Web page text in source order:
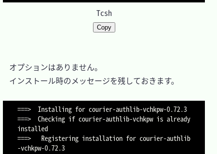
Tcsh
Copy
オプションはありません。
インストール時のメッセージを残しておきます。
===>  Installing for courier-authlib-vchkpw-0.72.3
===>  Checking if courier-authlib-vchkpw is already
installed
===>   Registering installation for courier-authlib
-vchkpw-0.72.3